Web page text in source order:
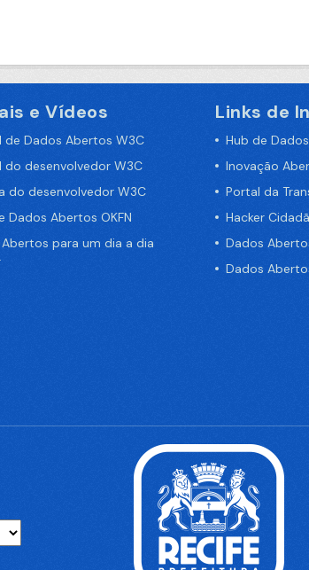
e Vídeos
de Dados Abertos W3C
do desenvolvedor W3C
do desenvolvedor W3C
Dados Abertos OKFN
para um dia a dia
Links de
Hub de
Inovação
Portal da
Hacker
Dados
Dados